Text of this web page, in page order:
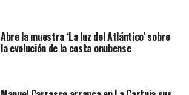
Abre la muestra ‘La luz del Atlántico’ sobre
la evolución de la costa onubense